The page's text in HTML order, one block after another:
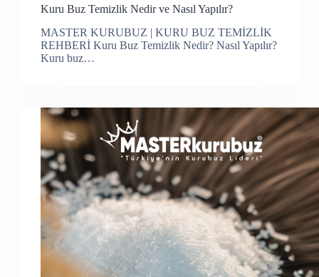
Kuru Buz Temizlik Nedir ve Nasıl Yapılır?
MASTER KURUBUZ | KURU BUZ TEMİZLİK
REHBERİ Kuru Buz Temizlik Nedir? Nasıl Yapılır?
Kuru buz…